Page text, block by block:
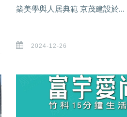
築美學與人居典範 京茂建設於...
2024-12-26